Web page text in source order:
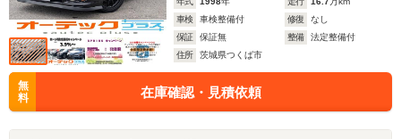
車検
車検整備付 修復
なし
保証
保証無 整備
法定整備付
住所
茨城県つくば市
無
料
在庫確認・見積依頼